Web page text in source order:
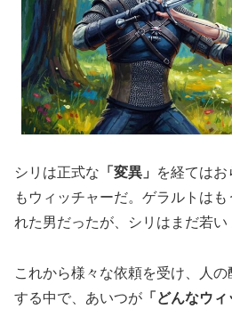
シリは正式な 「変異」
を経てはお
もウィッチャーだ。ゲラルトは
れた男だったが、シリはまだ若い
これから様々な依頼を受け、人
する中で、あいつが 「どんなウ